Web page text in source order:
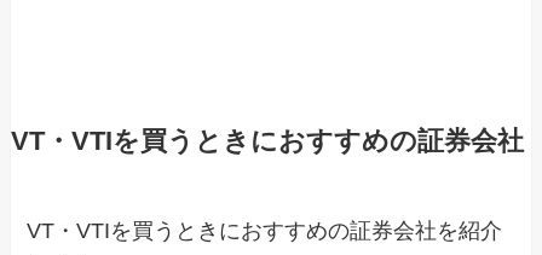
VT・VTIを買うときにおすすめの証券会社
VT・VTIを買うときにおすすめの証券会社を紹介